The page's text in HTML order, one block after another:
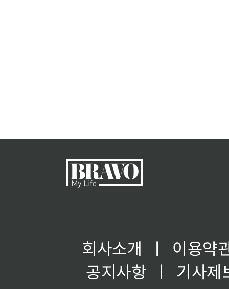
회사소개 ㅣ
이용약
공지사항
ㅣ
기사제